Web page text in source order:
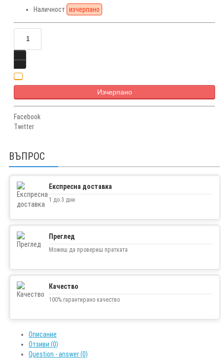
Наличност изчерпано
Изчерпано
Facebook
Twitter
ВЪПРОС
Експресна доставка
1 до 3 дни
Преглед
Можеш да провериш пратката
Качество
100% гарантирано качество
Описание
Отзиви (0)
Question - answer (0)